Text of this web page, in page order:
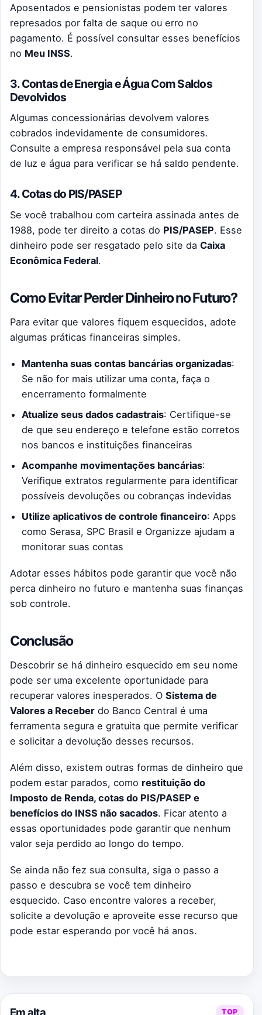
Aposentados e pensionistas podem ter valores
represados por falta de saque ou erro no
pagamento. É possível consultar esses benefícios
no Meu INSS.
3. Contas de Energia e Água Com Saldos
Devolvidos
Algumas concessionárias devolvem valores
cobrados indevidamente de consumidores.
Consulte a empresa responsável pela sua conta
de luz e água para verificar se há saldo pendente.
4. Cotas do PIS/PASEP
Se você trabalhou com carteira assinada antes de
1988, pode ter direito a cotas do PIS/PASEP. Esse
dinheiro pode ser resgatado pelo site da Caixa
Econômica Federal.
Como Evitar Perder Dinheiro no Futuro?
Para evitar que valores fiquem esquecidos, adote
algumas práticas financeiras simples.
Mantenha suas contas bancárias organizadas:
Se não for mais utilizar uma conta, faça o
encerramento formalmente
Atualize seus dados cadastrais: Certifique-se
de que seu endereço e telefone estão corretos
nos bancos e instituições financeiras
Acompanhe movimentações bancárias:
Verifique extratos regularmente para identificar
possíveis devoluções ou cobranças indevidas
Utilize aplicativos de controle financeiro: Apps
como Serasa, SPC Brasil e Organizze ajudam a
monitorar suas contas
Adotar esses hábitos pode garantir que você não
perca dinheiro no futuro e mantenha suas finanças
sob controle.
Conclusão
Descobrir se há dinheiro esquecido em seu nome
pode ser uma excelente oportunidade para
recuperar valores inesperados. O Sistema de
Valores a Receber do Banco Central é uma
ferramenta segura e gratuita que permite verificar
e solicitar a devolução desses recursos.
Além disso, existem outras formas de dinheiro que
podem estar parados, como restituição do
Imposto de Renda, cotas do PIS/PASEP e
benefícios do INSS não sacados. Ficar atento a
essas oportunidades pode garantir que nenhum
valor seja perdido ao longo do tempo.
Se ainda não fez sua consulta, siga o passo a
passo e descubra se você tem dinheiro
esquecido. Caso encontre valores a receber,
solicite a devolução e aproveite esse recurso que
pode estar esperando por você há anos.
Em alta TOP